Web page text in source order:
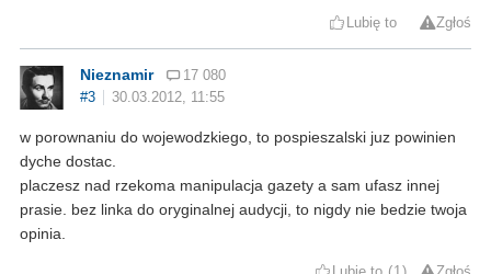
Lubię to Zgłoś
Nieznamir
17 080
#3
30.03.2012, 11:55
w porownaniu do wojewodzkiego, to pospieszalski juz powinien
dyche dostac.
placzesz nad rzekoma manipulacja gazety a sam ufasz innej
prasie. bez linka do oryginalnej audycji, to nigdy nie bedzie twoja
opinia.